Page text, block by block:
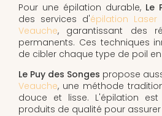
Pour une épilation durable, Le
des services d'épilation
Veauche, garantissant des
permanents. Ces techniques
de cibler chaque type de poil
Le Puy des Songes propose
Veauche, une méthode
douce et lisse. L'épilation
produits de qualité pour